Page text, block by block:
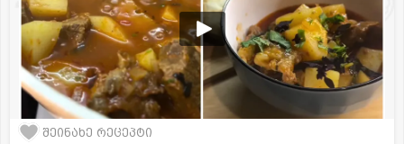
შეინახე რეცეპტი